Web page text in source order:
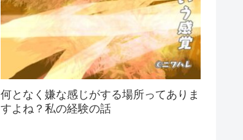
何となく嫌な感じがする場所ってありま
すよね？私の経験の話